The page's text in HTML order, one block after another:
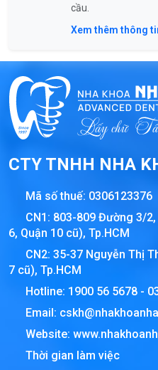
cầu.
Xem thêm thông
CTY TNHH NHA
Mã số thuế: 0306123376
CN1: 803-809 Đường 3/
6, Quận 10 cũ), Tp.HCM
CN2: 35-37 Nguyễn Thị
7 cũ), Tp.HCM
Hotline: 1900 56 5678 -
Email:
Website:
Thời gian làm việc